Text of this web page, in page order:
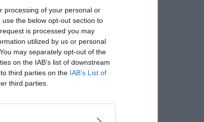
processing of your personal or
the below opt-out section to
is processed you may
utilized by us or personal
may separately opt-out of the
on the IAB’s list of downstream
third parties on the IAB’s List of
third parties.